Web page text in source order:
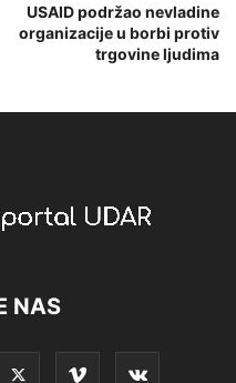
USAID podržao nevladine
organizacije u borbi protiv
trgovine ljudima
NAS